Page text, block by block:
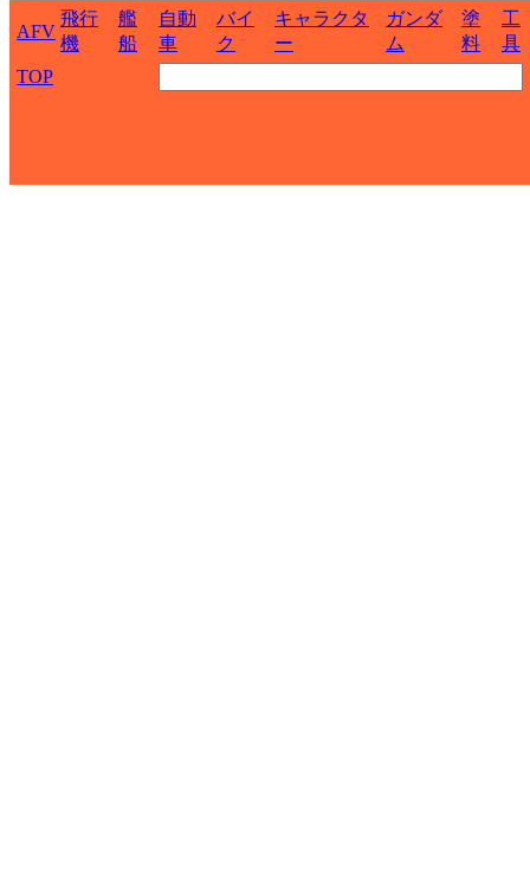
AFV
飛行
機
艦
船
自動
車
バイ
ク
キャラクタ
ー
ガンダ
ム
塗
料
工
具
TOP